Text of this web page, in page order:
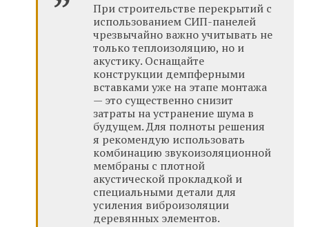
При строительстве перекрытий с
использованием СИП-панелей
чрезвычайно важно учитывать не
только теплоизоляцию, но и
акустику. Оснащайте
конструкции демпферными
вставками уже на этапе монтажа
— это существенно снизит
затраты на устранение шума в
будущем. Для полноты решения
я рекомендую использовать
комбинацию звукоизоляционной
мембраны с плотной
акустической прокладкой и
специальными детали для
усиления виброизоляции
деревянных элементов.